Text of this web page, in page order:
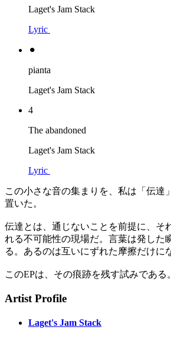
Laget's Jam Stack
Lyric
⚫︎
pianta
Laget's Jam Stack
4
The abandoned
Laget's Jam Stack
Lyric
この小さな音の集まりを、私は「伝達
置いた。
伝達とは、通じないことを前提に、そ
れる不可能性の現場だ。言葉は発した
る。あるのは互いにずれた摩擦だけに
このEPは、その痕跡を残す試みである。
Artist Profile
Laget's Jam Stack